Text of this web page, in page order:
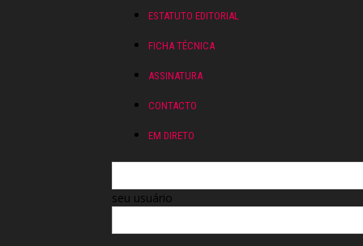
ESTATUTO EDITORIAL
FICHA TÉCNICA
ASSINATURA
CONTACTO
EM DIRETO
seu usuário